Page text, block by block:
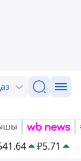
₽5.71